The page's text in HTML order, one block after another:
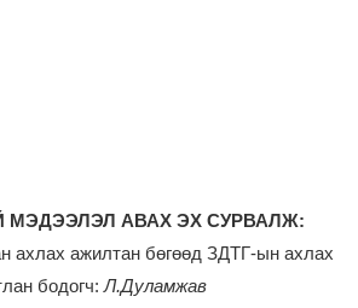
МЭДЭЭЛЭЛ АВАХ ЭХ СУРВАЛЖ:
ахлах ажилтан бөгөөд ЗДТГ-ын ахлах
бодогч: Л.Дуламжав